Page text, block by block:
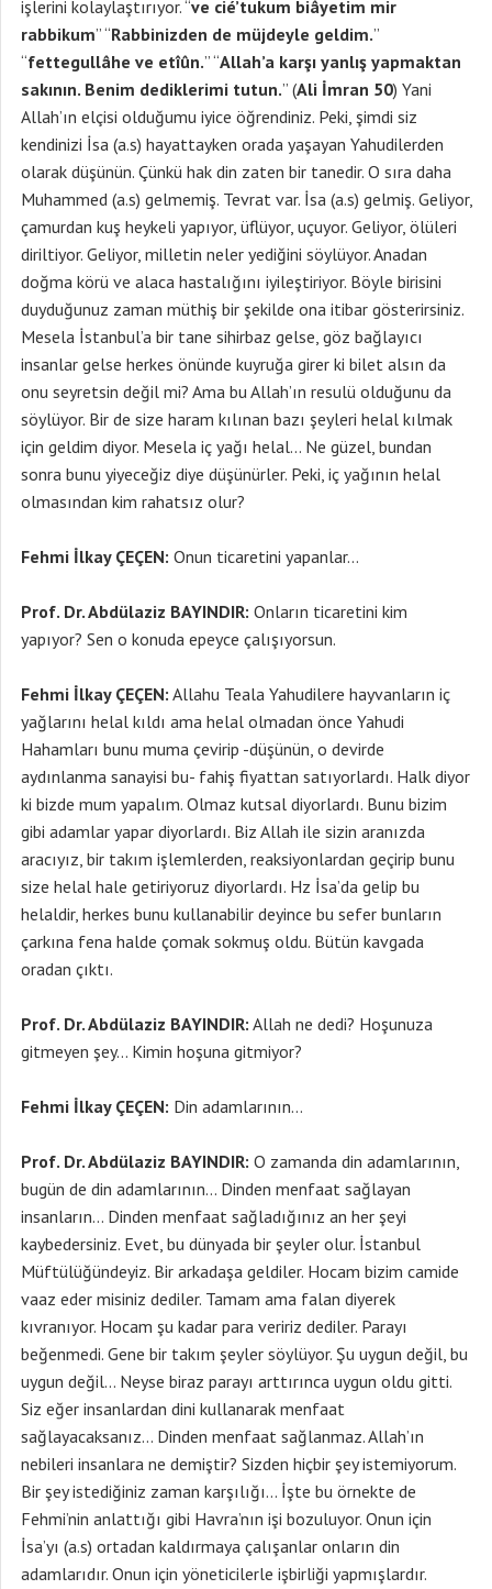
işlerini kolaylaştırıyor. “ve cié’tukum biâyetim mir
rabbikum” “Rabbinizden de müjdeyle geldim.”
“fettegullâhe ve etîûn.” “Allah’a karşı yanlış yapmaktan
sakının. Benim dediklerimi tutun.” (Ali İmran 50) Yani
Allah’ın elçisi olduğumu iyice öğrendiniz. Peki, şimdi siz
kendinizi İsa (a.s) hayattayken orada yaşayan Yahudilerden
olarak düşünün. Çünkü hak din zaten bir tanedir. O sıra daha
Muhammed (a.s) gelmemiş. Tevrat var. İsa (a.s) gelmiş. Geliyor,
çamurdan kuş heykeli yapıyor, üflüyor, uçuyor. Geliyor, ölüleri
diriltiyor. Geliyor, milletin neler yediğini söylüyor. Anadan
doğma körü ve alaca hastalığını iyileştiriyor. Böyle birisini
duyduğunuz zaman müthiş bir şekilde ona itibar gösterirsiniz.
Mesela İstanbul’a bir tane sihirbaz gelse, göz bağlayıcı
insanlar gelse herkes önünde kuyruğa girer ki bilet alsın da
onu seyretsin değil mi? Ama bu Allah’ın resulü olduğunu da
söylüyor. Bir de size haram kılınan bazı şeyleri helal kılmak
için geldim diyor. Mesela iç yağı helal… Ne güzel, bundan
sonra bunu yiyeceğiz diye düşünürler. Peki, iç yağının helal
olmasından kim rahatsız olur?
Fehmi İlkay ÇEÇEN: Onun ticaretini yapanlar…
Prof. Dr. Abdülaziz BAYINDIR: Onların ticaretini kim
yapıyor? Sen o konuda epeyce çalışıyorsun.
Fehmi İlkay ÇEÇEN: Allahu Teala Yahudilere hayvanların iç
yağlarını helal kıldı ama helal olmadan önce Yahudi
Hahamları bunu muma çevirip -düşünün, o devirde
aydınlanma sanayisi bu- fahiş fiyattan satıyorlardı. Halk diyor
ki bizde mum yapalım. Olmaz kutsal diyorlardı. Bunu bizim
gibi adamlar yapar diyorlardı. Biz Allah ile sizin aranızda
aracıyız, bir takım işlemlerden, reaksiyonlardan geçirip bunu
size helal hale getiriyoruz diyorlardı. Hz İsa’da gelip bu
helaldir, herkes bunu kullanabilir deyince bu sefer bunların
çarkına fena halde çomak sokmuş oldu. Bütün kavgada
oradan çıktı.
Prof. Dr. Abdülaziz BAYINDIR: Allah ne dedi? Hoşunuza
gitmeyen şey… Kimin hoşuna gitmiyor?
Fehmi İlkay ÇEÇEN: Din adamlarının…
Prof. Dr. Abdülaziz BAYINDIR: O zamanda din adamlarının,
bugün de din adamlarının… Dinden menfaat sağlayan
insanların… Dinden menfaat sağladığınız an her şeyi
kaybedersiniz. Evet, bu dünyada bir şeyler olur. İstanbul
Müftülüğündeyiz. Bir arkadaşa geldiler. Hocam bizim camide
vaaz eder misiniz dediler. Tamam ama falan diyerek
kıvranıyor. Hocam şu kadar para veririz dediler. Parayı
beğenmedi. Gene bir takım şeyler söylüyor. Şu uygun değil, bu
uygun değil… Neyse biraz parayı arttırınca uygun oldu gitti.
Siz eğer insanlardan dini kullanarak menfaat
sağlayacaksanız… Dinden menfaat sağlanmaz. Allah’ın
nebileri insanlara ne demiştir? Sizden hiçbir şey istemiyorum.
Bir şey istediğiniz zaman karşılığı… İşte bu örnekte de
Fehmi’nin anlattığı gibi Havra’nın işi bozuluyor. Onun için
İsa’yı (a.s) ortadan kaldırmaya çalışanlar onların din
adamlarıdır. Onun için yöneticilerle işbirliği yapmışlardır.